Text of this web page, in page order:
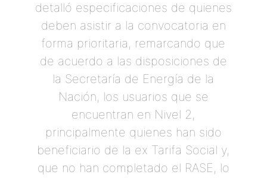
detalló especificaciones de quienes
deben asistir a la convocatoria en
forma prioritaria, remarcando que
de acuerdo a las disposiciones de
la Secretaría de Energía de la
Nación, los usuarios que se
encuentran en Nivel 2,
principalmente quienes han sido
beneficiario de la ex Tarifa Social y,
que no han completado el RASE, lo